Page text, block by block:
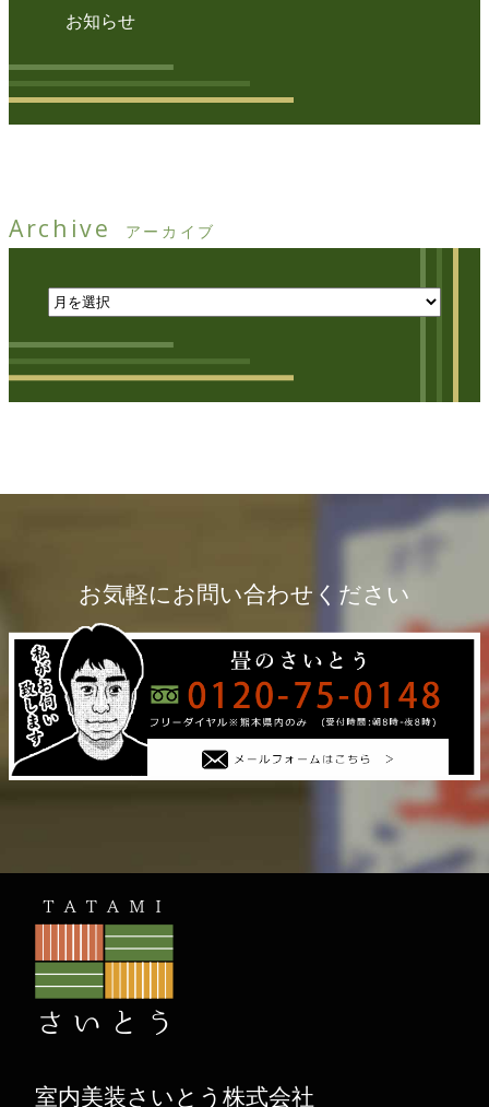
お知らせ
Archive アーカイブ
お気軽にお問い合わせください
室内美装さいとう株式会社